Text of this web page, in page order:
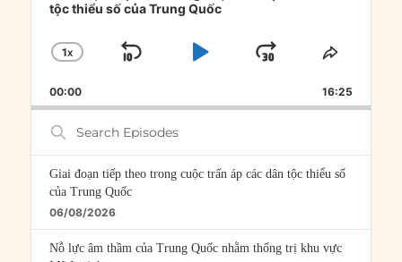
tộc thiểu số của Trung Quốc
CHANGE
RATE
1X
SKIP
PLAYJUMP
FORWARD
SHARE
00:00 16:25
Search
Episodes
Giai đoạn tiếp theo trong cuộc trấn áp các dân tộc thiểu số
của Trung Quốc
06/08/2026
Nỗ lực âm thầm của Trung Quốc nhằm thống trị khu vực